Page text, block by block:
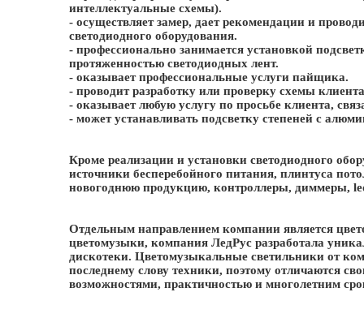
интеллектуальные схемы).
- осуществляет замер, дает рекомендации и
светодиодного оборудования.
- профессионально занимается установкой
протяженностью светодиодных лент.
- оказывает профессиональные услуги пайщика.
- проводит разработку или проверку схемы
- оказывает любую услугу по просьбе клиента,
- может устанавливать подсветку степеней с
Кроме реализации и установки светодиодного
источники бесперебойного питания, плинтуса
новогоднюю продукцию, контроллеры, диммеры,
Отдельным направлением компании является
цветомузыки, компания ЛедРус разработала
дискотеки. Цветомузыкальные светильники от
последнему слову техники, поэтому отличаются
возможностями, практичностью и многолетним